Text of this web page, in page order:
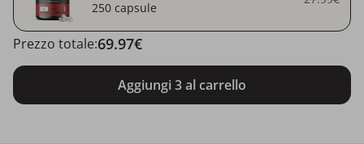
250 capsule
Aggiungi 3 al carrello
Prezzo totale:69.97€